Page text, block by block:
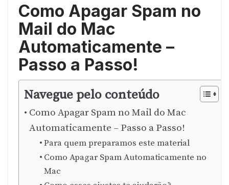
Como Apagar Spam no
Mail do Mac
Automaticamente –
Passo a Passo!
Navegue pelo conteúdo
Como Apagar Spam no Mail do Mac
Automaticamente – Passo a Passo!
Para quem preparamos este material
Como Apagar Spam Automaticamente no
Mac